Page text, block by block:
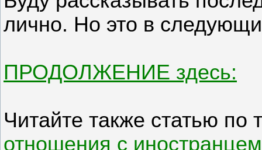
лично. Но это в
ПРОДОЛЖЕНИЕ здесь:
Читайте также статью по
отношения с